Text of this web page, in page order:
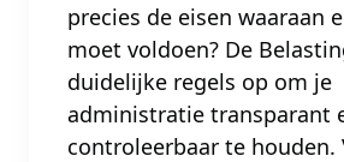
precies de eisen waaraan
moet voldoen? De
duidelijke regels op om je
administratie transparant
controleerbaar te houden.